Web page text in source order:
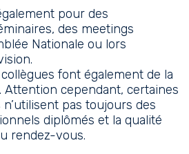
pour des
des meetings
Nationale ou lors
font également de la
cependant, certaines
pas toujours des
diplômés et la qualité
rendez-vous.